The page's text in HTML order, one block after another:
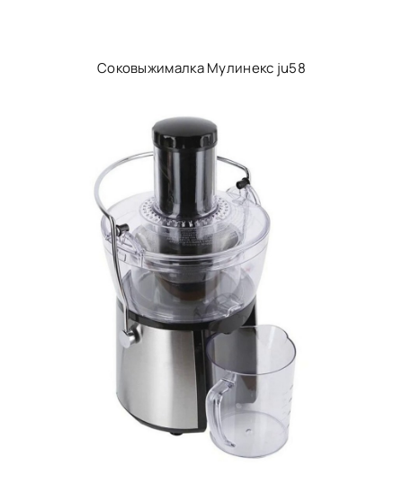
Соковыжималка Мулинекс ju58